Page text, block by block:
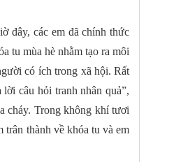
đây, các em đã chính thức
tu mùa hè nhằm tạo ra môi
có ích trong xã hội. Rất
câu hỏi tranh nhân quả”,
cháy. Trong không khí tươi
thành về khóa tu và em